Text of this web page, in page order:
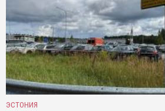
ЭСТОНИЯ